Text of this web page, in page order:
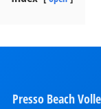
Presso Beach